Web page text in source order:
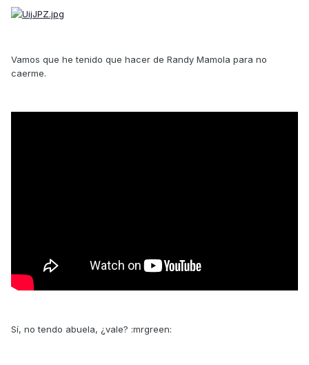
Vamos que he tenido que hacer de Randy Mamola para no
caerme.
Sí, no tendo abuela, ¿vale? :mrgreen: